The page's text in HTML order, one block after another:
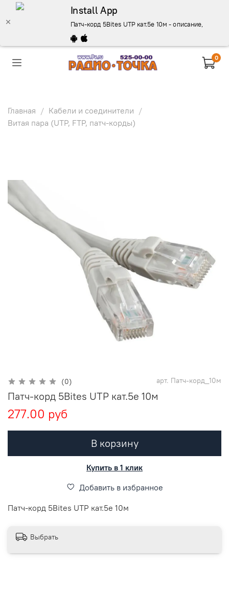
Install App
Патч-корд 5Bites UTP кат.5е 10м - описание, купить,
0
Главная
Кабели и соединители
Витая пара (UTP, FTP, патч-корды)
(0) арт. Патч-корд_10м
Патч-корд 5Bites UTP кат.5е 10м
277.00 руб
В корзину
Купить в 1 клик
Добавить в избранное
Патч-корд 5Bites UTP кат.5е 10м
Выбрать